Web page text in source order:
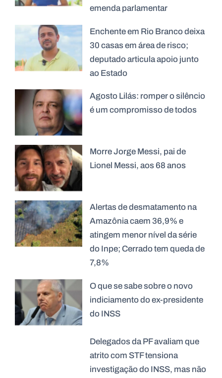
emenda parlamentar
Enchente em Rio Branco deixa
30 casas em área de risco;
deputado articula apoio junto
ao Estado
Agosto Lilás: romper o silêncio
é um compromisso de todos
Morre Jorge Messi, pai de
Lionel Messi, aos 68 anos
Alertas de desmatamento na
Amazônia caem 36,9% e
atingem menor nível da série
do Inpe; Cerrado tem queda de
7,8%
O que se sabe sobre o novo
indiciamento do ex-presidente
do INSS
Delegados da PF avaliam que
atrito com STF tensiona
investigação do INSS, mas não